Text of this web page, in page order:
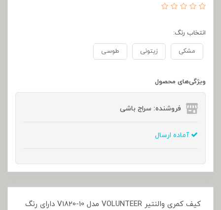
انتخاب رنگ:
مشکی زیتونی طوسی
ویژگی‌های محصول
فروشنده: سراج باشی
آماده ارسال
کیف کمری والنتیر VOLUNTEER مدل V1820-10 دارای رنگ